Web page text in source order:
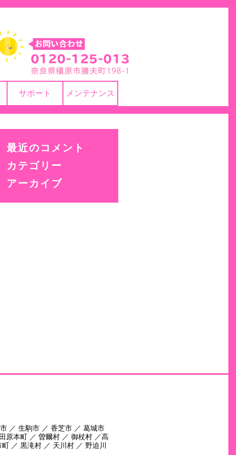
サポート メンテナンス
最近のコメント
カテゴリー
アーカイブ
／ 生駒市 ／ 香芝市 ／ 葛城市
原本町 ／ 曽爾村 ／ 御杖村 ／高
／ 黒滝村 ／ 天川村 ／ 野迫川